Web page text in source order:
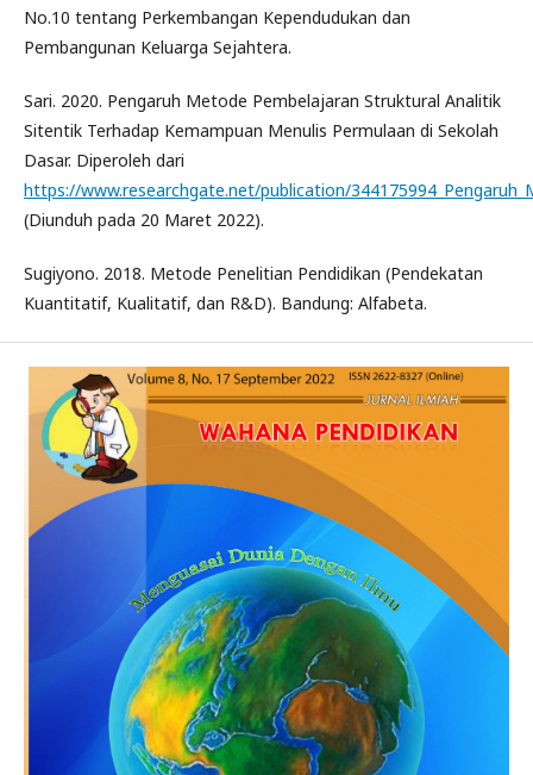
No.10 tentang Perkembangan Kependudukan dan
Pembangunan Keluarga Sejahtera.
Sari. 2020. Pengaruh Metode Pembelajaran Struktural Analitik
Sitentik Terhadap Kemampuan Menulis Permulaan di Sekolah
Dasar. Diperoleh dari
https://www.researchgate.net/publication/
(Diunduh pada 20 Maret 2022).
Sugiyono. 2018. Metode Penelitian Pendidikan (Pendekatan
Kuantitatif, Kualitatif, dan R&D). Bandung: Alfabeta.